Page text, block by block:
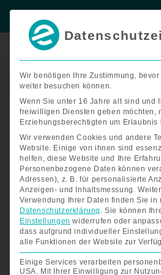
springen
Start / Zubehör Seniorenmobile
Zubehör Abby 3
Alle 15 Ergebnisse werden
Wir benötigen Ihre Zustimmung,
weiter besuchen können.
Wenn Sie unter 16 Jahre alt sind und
freiwilligen Diensten geben möchten,
Erziehungsberechtigten um Erlaubnis
Wir verwenden Cookies und andere
Website. Einige von ihnen sind
helfen, diese Website und Ihre
Personenbezogene Daten können
Adressen), z. B. für personalisierte
Anzeigen- und Inhaltsmessung.
Verwendung Ihrer Daten finden Sie in
Datenschutzerklärung . Sie können
Einstellungen widerrufen oder
dass aufgrund individueller
alle Funktionen der Website zur
Einige Services verarbeiten
USA. Mit Ihrer Einwilligung zur